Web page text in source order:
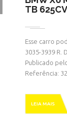
TB
Esse carro
3035-3939 R.
Publicado
Referência:
LEIA MAIS